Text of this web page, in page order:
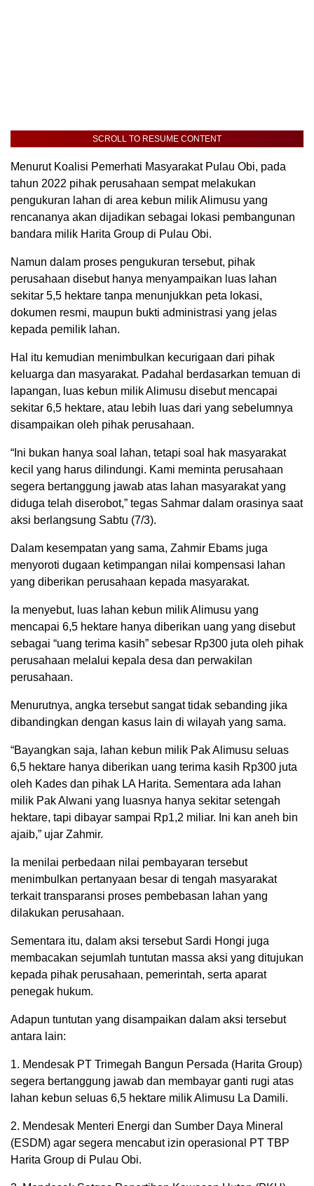
SCROLL TO RESUME CONTENT
Menurut Koalisi Pemerhati Masyarakat Pulau Obi, pada
tahun 2022 pihak perusahaan sempat melakukan
pengukuran lahan di area kebun milik Alimusu yang
rencananya akan dijadikan sebagai lokasi pembangunan
bandara milik Harita Group di Pulau Obi.
Namun dalam proses pengukuran tersebut, pihak
perusahaan disebut hanya menyampaikan luas lahan
sekitar 5,5 hektare tanpa menunjukkan peta lokasi,
dokumen resmi, maupun bukti administrasi yang jelas
kepada pemilik lahan.
Hal itu kemudian menimbulkan kecurigaan dari pihak
keluarga dan masyarakat. Padahal berdasarkan temuan di
lapangan, luas kebun milik Alimusu disebut mencapai
sekitar 6,5 hektare, atau lebih luas dari yang sebelumnya
disampaikan oleh pihak perusahaan.
“Ini bukan hanya soal lahan, tetapi soal hak masyarakat
kecil yang harus dilindungi. Kami meminta perusahaan
segera bertanggung jawab atas lahan masyarakat yang
diduga telah diserobot,” tegas Sahmar dalam orasinya saat
aksi berlangsung Sabtu (7/3).
Dalam kesempatan yang sama, Zahmir Ebams juga
menyoroti dugaan ketimpangan nilai kompensasi lahan
yang diberikan perusahaan kepada masyarakat.
Ia menyebut, luas lahan kebun milik Alimusu yang
mencapai 6,5 hektare hanya diberikan uang yang disebut
sebagai “uang terima kasih” sebesar Rp300 juta oleh pihak
perusahaan melalui kepala desa dan perwakilan
perusahaan.
Menurutnya, angka tersebut sangat tidak sebanding jika
dibandingkan dengan kasus lain di wilayah yang sama.
“Bayangkan saja, lahan kebun milik Pak Alimusu seluas
6,5 hektare hanya diberikan uang terima kasih Rp300 juta
oleh Kades dan pihak LA Harita. Sementara ada lahan
milik Pak Alwani yang luasnya hanya sekitar setengah
hektare, tapi dibayar sampai Rp1,2 miliar. Ini kan aneh bin
ajaib,” ujar Zahmir.
Ia menilai perbedaan nilai pembayaran tersebut
menimbulkan pertanyaan besar di tengah masyarakat
terkait transparansi proses pembebasan lahan yang
dilakukan perusahaan.
Sementara itu, dalam aksi tersebut Sardi Hongi juga
membacakan sejumlah tuntutan massa aksi yang ditujukan
kepada pihak perusahaan, pemerintah, serta aparat
penegak hukum.
Adapun tuntutan yang disampaikan dalam aksi tersebut
antara lain:
1. Mendesak PT Trimegah Bangun Persada (Harita Group)
segera bertanggung jawab dan membayar ganti rugi atas
lahan kebun seluas 6,5 hektare milik Alimusu La Damili.
2. Mendesak Menteri Energi dan Sumber Daya Mineral
(ESDM) agar segera mencabut izin operasional PT TBP
Harita Group di Pulau Obi.